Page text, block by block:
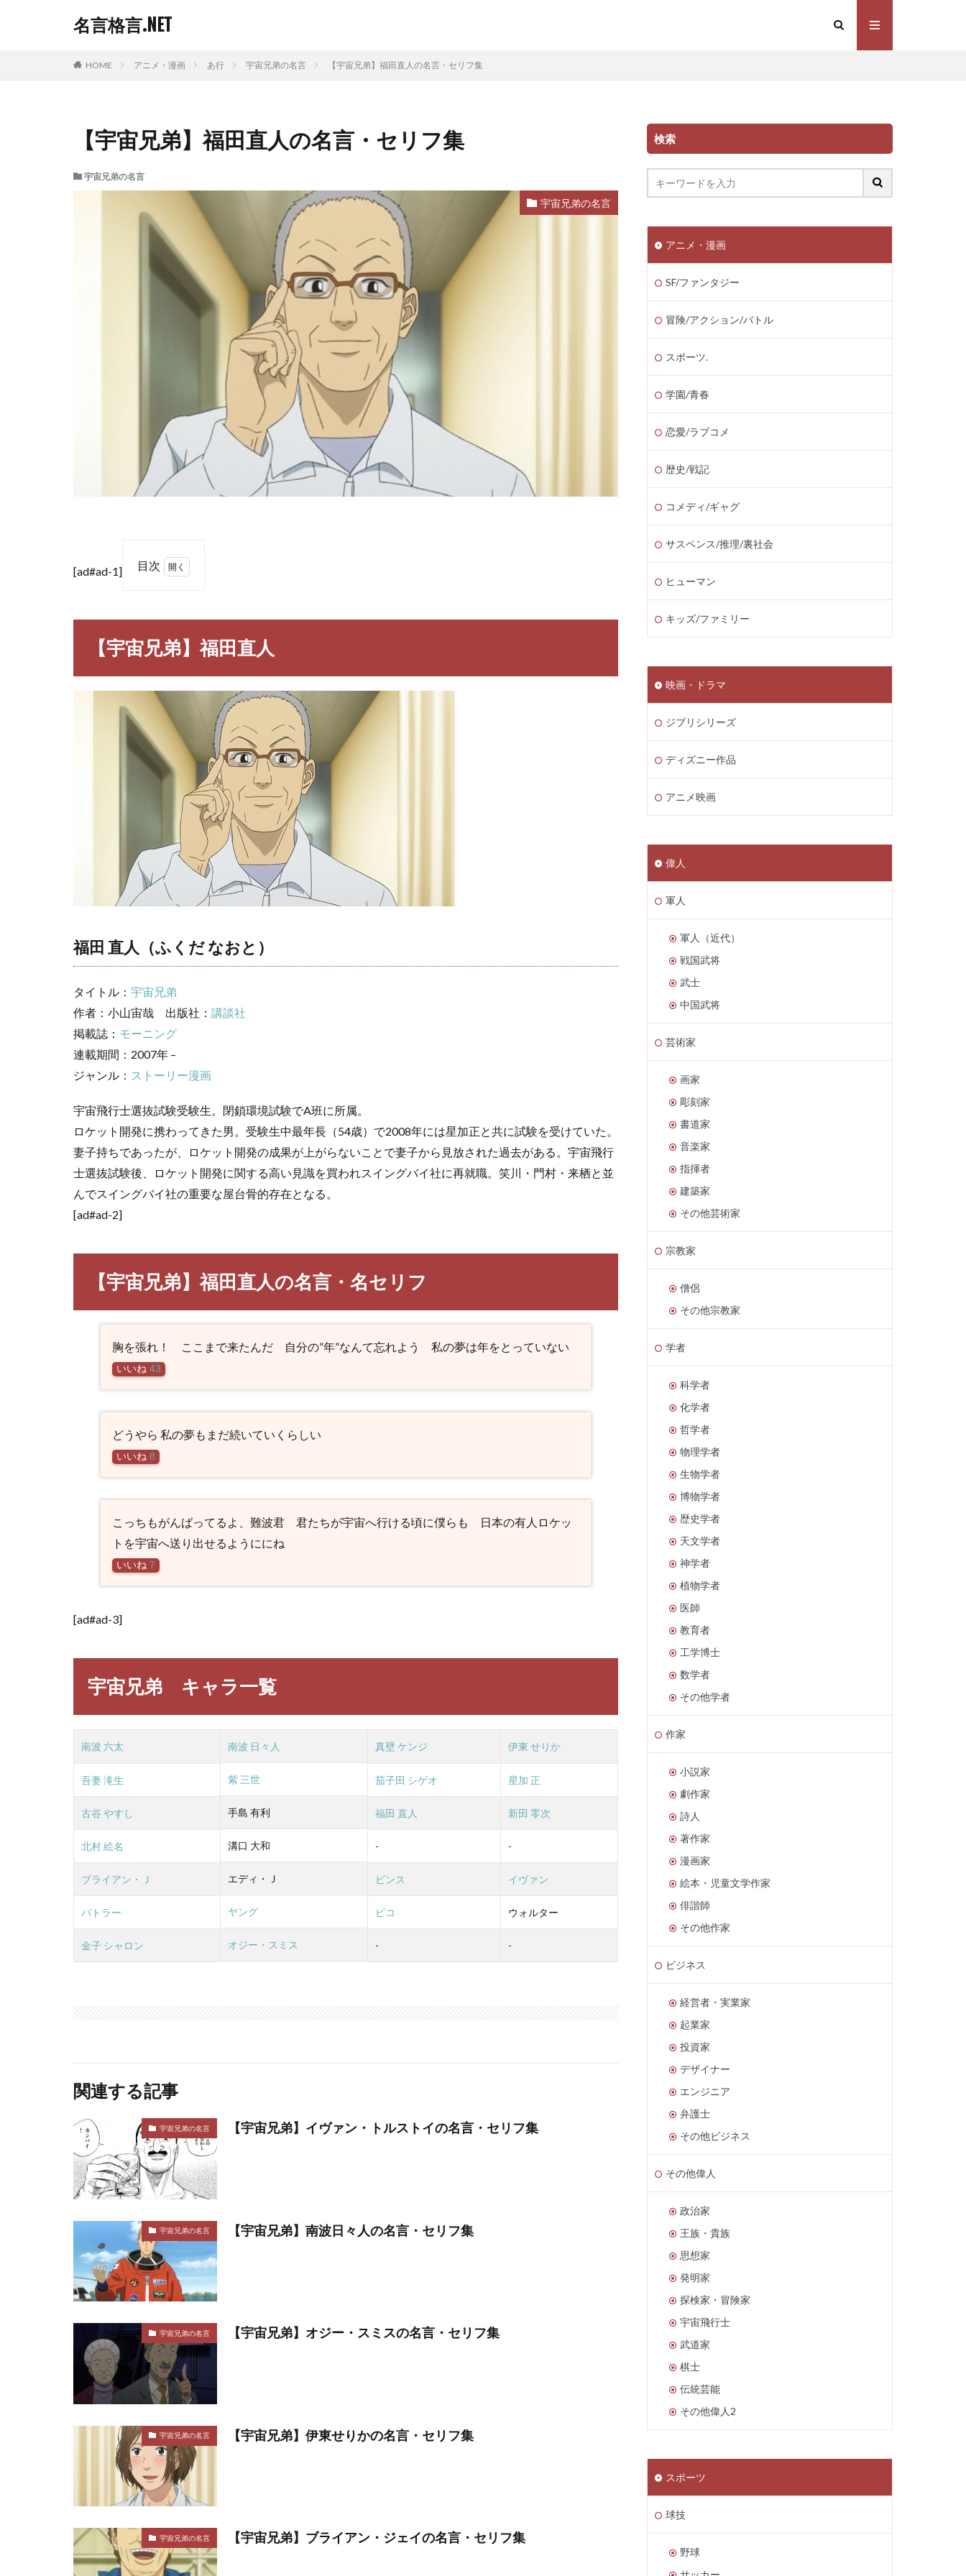
名言格言.NET
HOME アニメ・漫画 あ行 宇宙兄弟の名言 【宇宙兄弟】福田直人の名言・セリフ集
【宇宙兄弟】福田直人の名言・セリフ集
宇宙兄弟の名言
宇宙兄弟の名言
[ad#ad-1] 目次
宙兄
福田
福田
（ふ
くだ
なお
と）
弟】
福田
直人
の名
リフ
3
宇宙
兄
弟
キャ
覧
【宇宙兄弟】福田直人
福田 直人（ふくだ なおと）
タイトル： 宇宙兄弟
作者：小山宙哉 出版社： 講談社
掲載誌： モーニング
連載期間：2007年 –
ジャンル： ストーリー漫画
宇宙飛行士選抜試験受験生。閉鎖環境試験でA班に所属。
ロケット開発に携わってきた男。受験生中最年長（54歳）で2008年には星加正と共に試験を受けていた。
妻子持ちであったが、ロケット開発の成果が上がらないことで妻子から見放された過去がある。宇宙飛行
士選抜試験後、ロケット開発に関する高い見識を買われスイングバイ社に再就職。笑川・門村・来栖と並
んでスイングバイ社の重要な屋台骨的存在となる。
[ad#ad-2]
【宇宙兄弟】福田直人の名言・名セリフ
胸を張れ！ ここまで来たんだ 自分の”年”なんて忘れよう 私の夢は年をとっていない
いいね 43
どうやら 私の夢もまだ続いていくらしい
いいね 8
こっちもがんばってるよ、難波君 君たちが宇宙へ行ける頃に僕らも 日本の有人ロケッ
トを宇宙へ送り出せるようににね
いいね 7
[ad#ad-3]
宇宙兄弟 キャラ一覧
南波 六太 南波 日々人 真壁 ケンジ 伊東 せりか
吾妻 滝生 紫 三世 茄子田 シゲオ 星加 正
古谷 やすし 手島 有利 福田 直人 新田 零次
北村 絵名 溝口 大和 - -
ブライアン・Ｊ エディ・Ｊ ビンス イヴァン
バトラー ヤング ピコ ウォルター
金子 シャロン オジー・スミス - -
関連する記事
宇宙兄弟の名言 【宇宙兄弟】イヴァン・トルストイの名言・セリフ集
宇宙兄弟の名言 【宇宙兄弟】南波日々人の名言・セリフ集
宇宙兄弟の名言 【宇宙兄弟】オジー・スミスの名言・セリフ集
宇宙兄弟の名言 【宇宙兄弟】伊東せりかの名言・セリフ集
宇宙兄弟の名言 【宇宙兄弟】ブライアン・ジェイの名言・セリフ集
検索
アニメ・漫画
SF/ファンタジー
冒険/アクション/バトル
スポーツ.
学園/青春
恋愛/ラブコメ
歴史/戦記
コメディ/ギャグ
サスペンス/推理/裏社会
ヒューマン
キッズ/ファミリー
映画・ドラマ
ジブリシリーズ
ディズニー作品
アニメ映画
偉人
軍人
軍人（近代）
戦国武将
武士
中国武将
芸術家
画家
彫刻家
書道家
音楽家
指揮者
建築家
その他芸術家
宗教家
僧侶
その他宗教家
学者
科学者
化学者
哲学者
物理学者
生物学者
博物学者
歴史学者
天文学者
神学者
植物学者
医師
教育者
工学博士
数学者
その他学者
作家
小説家
劇作家
詩人
著作家
漫画家
絵本・児童文学作家
俳諧師
その他作家
ビジネス
経営者・実業家
起業家
投資家
デザイナー
エンジニア
弁護士
その他ビジネス
その他偉人
政治家
王族・貴族
思想家
発明家
探検家・冒険家
宇宙飛行士
武道家
棋士
伝統芸能
その他偉人2
スポーツ
球技
野球